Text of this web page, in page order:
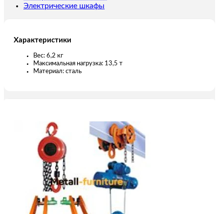
Электрические шкафы
Характеристики
Вес: 6,2 кг
Максимальная нагрузка: 13,5 т
Материал: сталь